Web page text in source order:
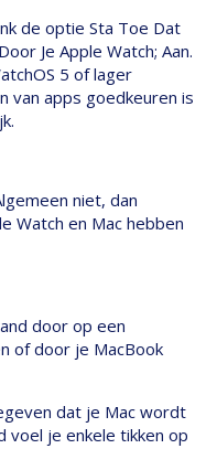
de optie Sta Toe Dat
Je Apple Watch; Aan.
5 of lager
van apps goedkeuren is
niet, dan
Watch en Mac hebben
door op een
of door je MacBook
dat je Mac wordt
je enkele tikken op